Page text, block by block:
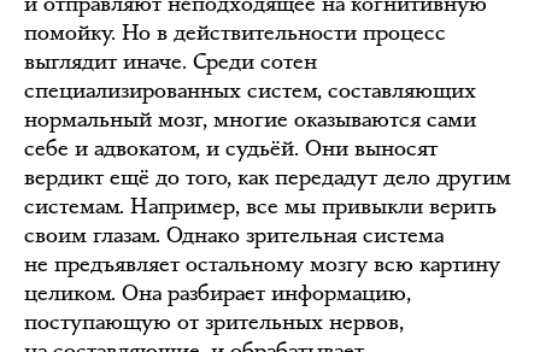
помойку. Но в действительности процесс
выглядит иначе. Среди сотен
специализированных систем, составляющих
нормальный мозг, многие оказываются сами
себе и адвокатом, и судьёй. Они выносят
вердикт ещё до того, как передадут дело другим
системам. Например, все мы привыкли верить
своим глазам. Однако зрительная система
не предъявляет остальному мозгу всю картину
целиком. Она разбирает информацию,
поступающую от зрительных нервов,